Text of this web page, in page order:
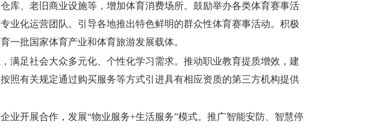
库、老旧商业设施等，增加体育消费场所。鼓励举办各类体育赛事活
业化运营团队。引导各地推出特色鲜明的群众性体育赛事活动。积极
一批国家体育产业和体育旅游发展载体。
满足社会大众多元化、个性化学习需求。推动职业教育提质增效，建
照有关规定通过购买服务等方式引进具有相应资质的第三方机构提供
业开展合作，发展“物业服务+生活服务”模式。推广智能安防、智慧停